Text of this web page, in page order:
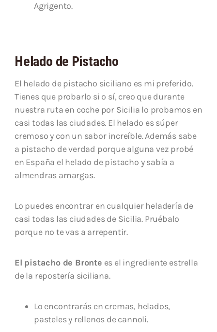
Agrigento.
Helado de Pistacho
El helado de pistacho siciliano es mi preferido.
Tienes que probarlo si o sí, creo que durante
nuestra ruta en coche por Sicilia lo probamos en
casi todas las ciudades. El helado es súper
cremoso y con un sabor increíble. Además sabe
a pistacho de verdad porque alguna vez probé
en España el helado de pistacho y sabía a
almendras amargas.
Lo puedes encontrar en cualquier heladería de
casi todas las ciudades de Sicilia. Pruébalo
porque no te vas a arrepentir.
El pistacho de Bronte es el ingrediente estrella
de la repostería siciliana.
Lo encontrarás en cremas, helados,
pasteles y rellenos de cannoli.